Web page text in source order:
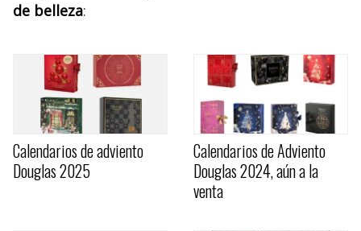
de belleza:
Calendarios de adviento
Douglas 2025
Calendarios de Adviento
Douglas 2024, aún a la
venta